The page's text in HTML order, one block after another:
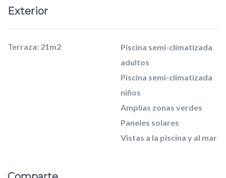
Exterior
Terraza: 21m2
Piscina semi-climatizada
adultos
Piscina semi-climatizada
niños
Amplias zonas verdes
Paneles solares
Vistas a la piscina y al mar